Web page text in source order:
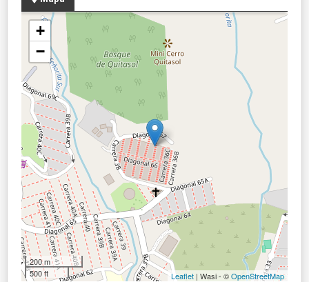
+
−
200 m
500 ft
Leaflet | Wasi - ©OpenStreetMap